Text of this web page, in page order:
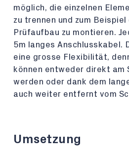
möglich, die einzelnen
zu trennen und zum
Prüfaufbau zu montieren.
5m langes Anschlusskabel.
eine grosse Flexibilität,
können entweder direkt am
werden oder dank dem
auch weiter entfernt vom
Umsetzung